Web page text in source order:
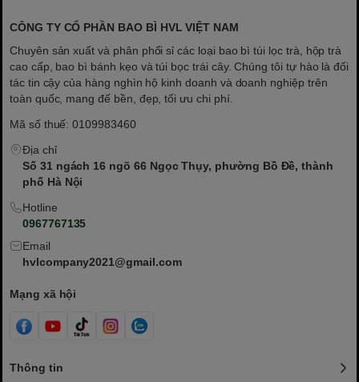
CÔNG TY CỔ PHẦN BAO BÌ HVL VIỆT NAM
Chuyên sản xuất và phân phối sỉ các loại bao bì túi lọc trà, hộp trà
cao cấp, bao bì bánh kẹo và túi bọc trái cây. Chúng tôi tự hào là đối
tác tin cậy của hàng nghìn hộ kinh doanh và doanh nghiệp trên
toàn quốc, mang đế bền, đẹp, tối ưu chi phí.
Mã số thuế: 0109983460
Địa chỉ
Số 31 ngách 16 ngõ 66 Ngọc Thụy, phường Bồ Đề, thành
phố Hà Nội
Hotline
0967767135
Email
hvlcompany2021@gmail.com
Mạng xã hội
Thông tin